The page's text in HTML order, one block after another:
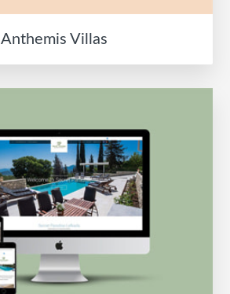
Anthemis Villas